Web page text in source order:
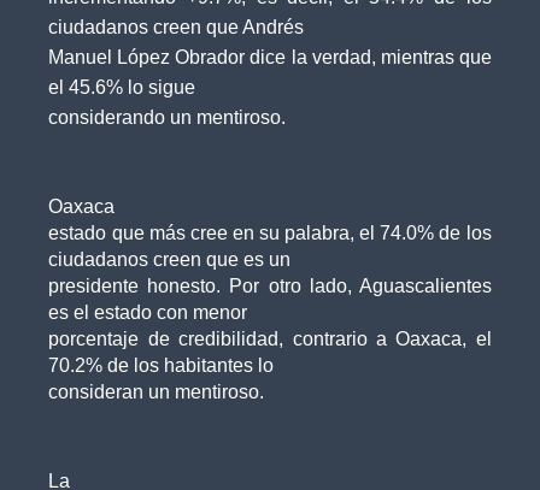
ciudadanos creen que Andrés
Manuel López Obrador dice la verdad, mientras que
el 45.6% lo sigue
considerando un mentiroso.
Oaxaca
estado que más cree en su palabra, el 74.0% de los
ciudadanos creen que es un
presidente honesto. Por otro lado, Aguascalientes
es el estado con menor
porcentaje de credibilidad, contrario a Oaxaca, el
70.2% de los habitantes lo
consideran un mentiroso.
La